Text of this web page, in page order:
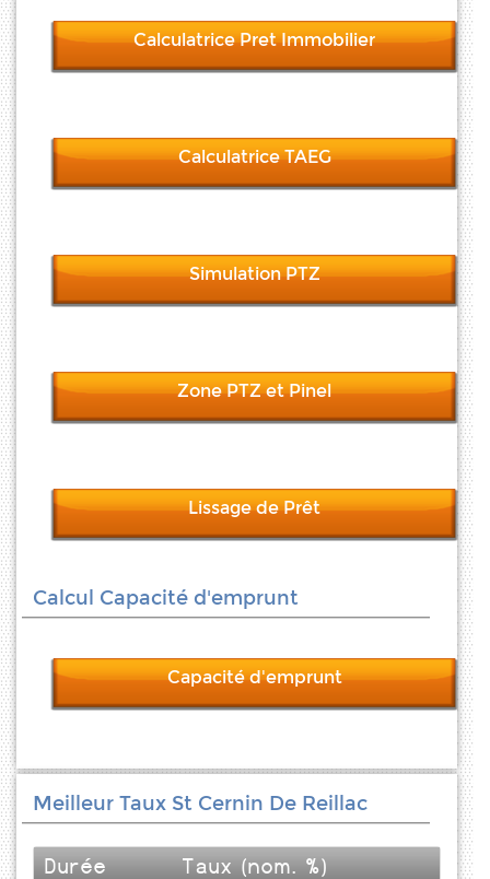
Calculatrice Pret Immobilier
Calculatrice TAEG
Simulation PTZ
Zone PTZ et Pinel
Lissage de Prêt
Calcul Capacité d'emprunt
Capacité d'emprunt
Meilleur Taux St Cernin De Reillac
Durée
Taux (nom. %)